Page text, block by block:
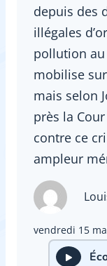
depuis des
illégales
pollution
mobilise
mais selon
près la
contre ce
ampleur
vendredi 15